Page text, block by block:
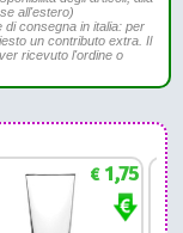
all'estero)
di consegna in italia: per
un contributo extra. Il
ricevuto l'ordine o
€1,75